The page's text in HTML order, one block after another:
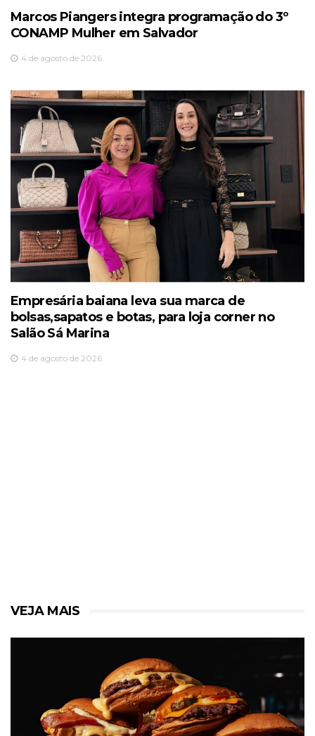
Marcos Piangers integra programação do 3º
CONAMP Mulher em Salvador
4 de agosto de 2026
Empresária baiana leva sua marca de
bolsas,sapatos e botas, para loja corner no
Salão Sá Marina
4 de agosto de 2026
VEJA MAIS